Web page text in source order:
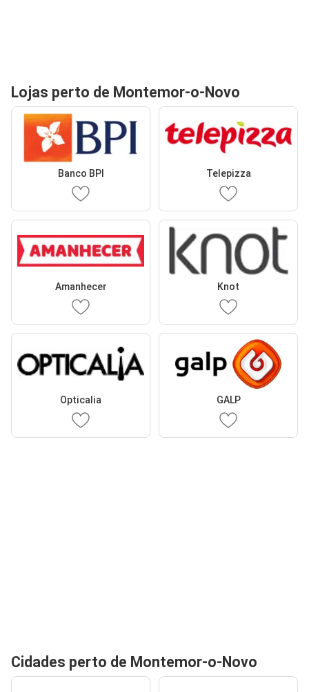
Lojas perto de Montemor-o-Novo
Banco BPI Telepizza
Amanhecer Knot
Opticalia GALP
Cidades perto de Montemor-o-Novo